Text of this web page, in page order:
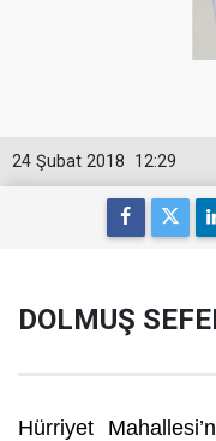
12:29
24 Şubat 2018
DOLMUŞ
Hürriyet